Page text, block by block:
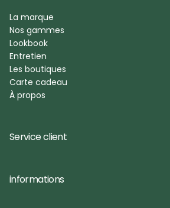
La marque
Nos gammes
Lookbook
Entretien
Les boutiques
Carte cadeau
À propos
Service client
informations